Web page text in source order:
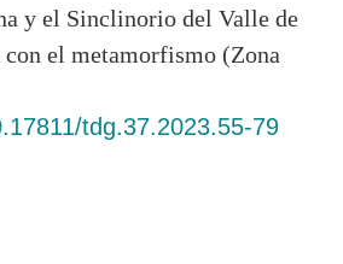
Digital Library
(ZDB)
de
se publican inmediantamente en
y el Sinclinorio del Valle de
el metamorfismo (Zona
tdg.37.2023.55-79